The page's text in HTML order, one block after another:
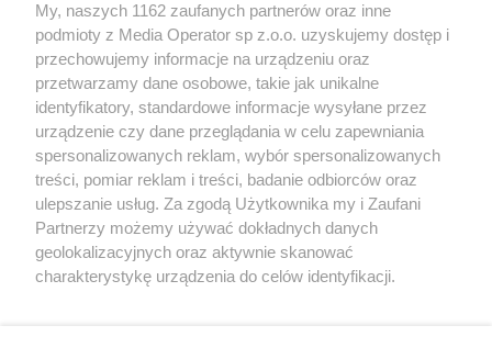
Wydawca mediówlokalnych
Nie zapomnij
zapoznać się z:
polityką prywatności regulamin korzystania z portali
Twojemiasto
Piekary Śląskie
Chorzów
Tarnowskie Góry
Skontaktuj się z nami
Kontakt
Wydawca
Redakcja
My, naszych 1162 zaufanych partnerów oraz inne
podmioty z Media Operator sp z.o.o. uzyskujemy dostęp i
przechowujemy informacje na urządzeniu oraz
przetwarzamy dane osobowe, takie jak unikalne
identyfikatory, standardowe informacje wysyłane przez
urządzenie czy dane przeglądania w celu zapewniania
spersonalizowanych reklam, wybór spersonalizowanych
treści, pomiar reklam i treści, badanie odbiorców oraz
ulepszanie usług. Za zgodą Użytkownika my i Zaufani
Partnerzy możemy używać dokładnych danych
geolokalizacyjnych oraz aktywnie skanować
charakterystykę urządzenia do celów identyfikacji.